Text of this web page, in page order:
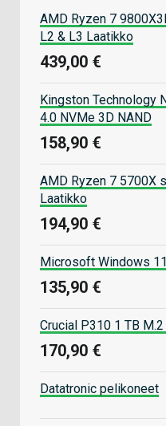
AMD Ryzen 7
L2 & L3 Laatikko
439,00 €
Kingston Technology
4.0 NVMe 3D NAND
158,90 €
AMD Ryzen 7 5700X
Laatikko
194,90 €
Microsoft Windows
135,90 €
Crucial P310 1 TB
170,90 €
Datatronic pelikoneet